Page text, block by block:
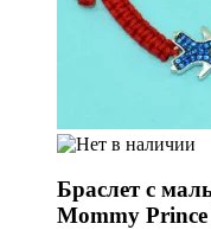
Браслет с
Mommy